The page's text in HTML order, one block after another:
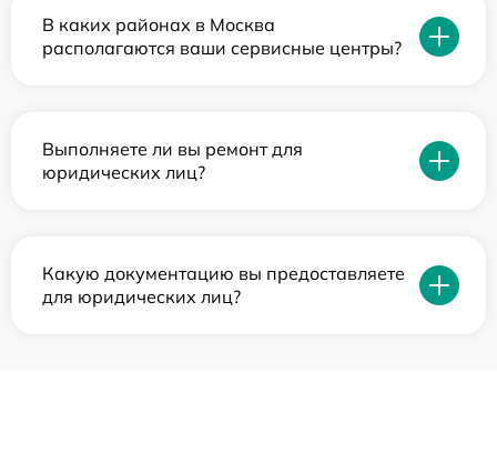
В каких районах в Москва
располагаются ваши сервисные центры?
Выполняете ли вы ремонт для
юридических лиц?
Какую документацию вы предоставляете
для юридических лиц?